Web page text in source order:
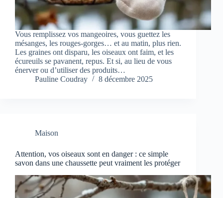
Vous remplissez vos mangeoires, vous guettez les
mésanges, les rouges-gorges… et au matin, plus rien.
Les graines ont disparu, les oiseaux ont faim, et les
écureuils se pavanent, repus. Et si, au lieu de vous
énerver ou d’utiliser des produits…
Pauline Coudray
8 décembre 2025
Maison
Attention, vos oiseaux sont en danger : ce simple
savon dans une chaussette peut vraiment les protéger